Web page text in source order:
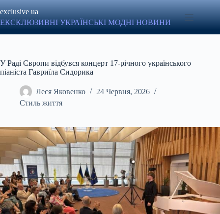
до
вмісту
exclusive ua
ЕКСКЛЮЗИВНІ УКРАЇНСЬКІ МОДНІ НОВИНИ
У Раді Європи відбувся концерт 17-річного українського
піаніста Гавриїла Сидорика
Леся Яковенко
24 Червня, 2026
Стиль життя